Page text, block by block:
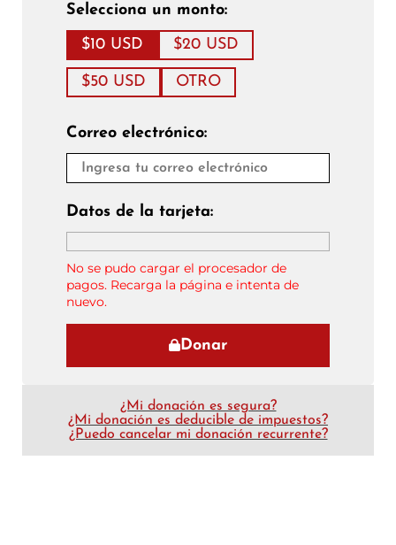
Selecciona un monto:
$10 USD $20 USD
$50 USD OTRO
Correo electrónico:
Datos de la tarjeta:
No se pudo cargar el procesador de
pagos. Recarga la página e intenta de
nuevo.
Donar
¿Mi donación es segura?
¿Mi donación es deducible de impuestos?
¿Puedo cancelar mi donación recurrente?